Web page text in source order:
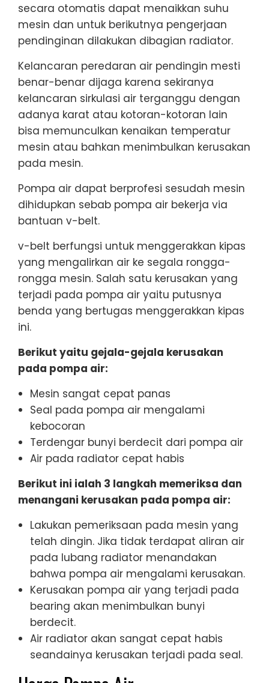
secara otomatis dapat menaikkan suhu
mesin dan untuk berikutnya pengerjaan
pendinginan dilakukan dibagian radiator.
Kelancaran peredaran air pendingin mesti
benar-benar dijaga karena sekiranya
kelancaran sirkulasi air terganggu dengan
adanya karat atau kotoran-kotoran lain
bisa memunculkan kenaikan temperatur
mesin atau bahkan menimbulkan kerusakan
pada mesin.
Pompa air dapat berprofesi sesudah mesin
dihidupkan sebab pompa air bekerja via
bantuan v-belt.
v-belt berfungsi untuk menggerakkan kipas
yang mengalirkan air ke segala rongga-
rongga mesin. Salah satu kerusakan yang
terjadi pada pompa air yaitu putusnya
benda yang bertugas menggerakkan kipas
ini.
Berikut yaitu gejala-gejala kerusakan
pada pompa air:
Mesin sangat cepat panas
Seal pada pompa air mengalami
kebocoran
Terdengar bunyi berdecit dari pompa air
Air pada radiator cepat habis
Berikut ini ialah 3 langkah memeriksa dan
menangani kerusakan pada pompa air:
Lakukan pemeriksaan pada mesin yang
telah dingin. Jika tidak terdapat aliran air
pada lubang radiator menandakan
bahwa pompa air mengalami kerusakan.
Kerusakan pompa air yang terjadi pada
bearing akan menimbulkan bunyi
berdecit.
Air radiator akan sangat cepat habis
seandainya kerusakan terjadi pada seal.